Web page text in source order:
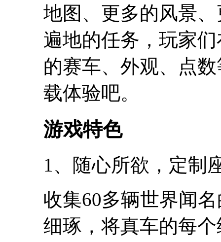
地图、更多的风景
遍地的任务，玩家
的赛车、外观、点
载体验吧。
游戏特色
1、随心所欲，定制
收集60多辆世界闻
细琢，将真车的每